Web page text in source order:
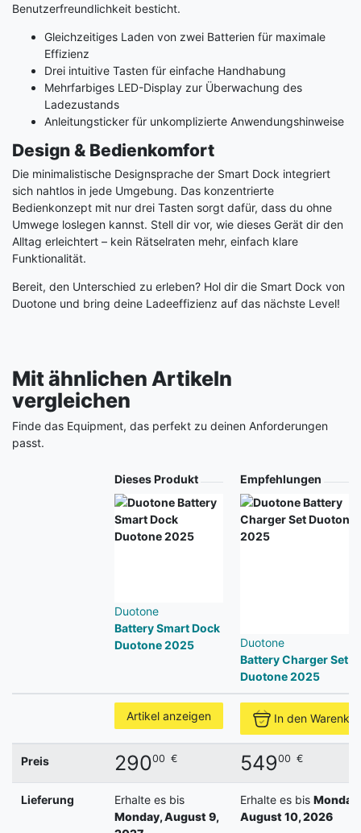
Benutzerfreundlichkeit besticht.
Gleichzeitiges Laden von zwei Batterien für maximale
Effizienz
Drei intuitive Tasten für einfache Handhabung
Mehrfarbiges LED-Display zur Überwachung des
Ladezustands
Anleitungsticker für unkomplizierte Anwendungshinweise
Design & Bedienkomfort
Die minimalistische Designsprache der Smart Dock integriert
sich nahtlos in jede Umgebung. Das konzentrierte
Bedienkonzept mit nur drei Tasten sorgt dafür, dass du ohne
Umwege loslegen kannst. Stell dir vor, wie dieses Gerät dir den
Alltag erleichtert – kein Rätselraten mehr, einfach klare
Funktionalität.
Bereit, den Unterschied zu erleben? Hol dir die Smart Dock von
Duotone und bring deine Ladeeffizienz auf das nächste Level!
Mit ähnlichen Artikeln
vergleichen
Finde das Equipment, das perfekt zu deinen Anforderungen
passt.
Dieses Produkt
Duotone
Battery Smart Dock
Duotone 2025
Empfehlungen
Duotone
Battery Charger Set
Duotone 2025
Artikel anzeigen In den
Preis 29000 € 54900 €
Lieferung
Erhalte es bis
Monday, August 9,
Erhalte es bis Monday,
August 10, 2026